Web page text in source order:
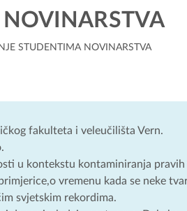
STUDENTIMA NOVINARSTVA
fakulteta i veleučilišta Vern.
u kontekstu kontaminiranja
vremenu kada se neke
svjetskim rekordima.